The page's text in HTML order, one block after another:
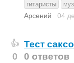
гитаристы
Арсений 04
👍
0
Тест
0 ответов